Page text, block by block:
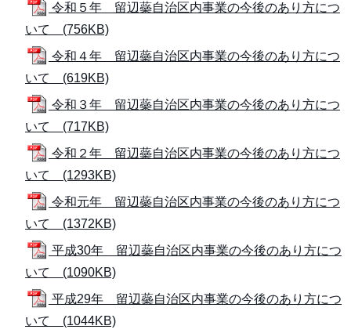
令和５年 留辺蘂自治区内事業の今後のあり方につ
いて (756KB)
令和４年 留辺蘂自治区内事業の今後のあり方につ
いて (619KB)
令和３年 留辺蘂自治区内事業の今後のあり方につ
いて (717KB)
令和２年 留辺蘂自治区内事業の今後のあり方につ
いて (1293KB)
令和元年 留辺蘂自治区内事業の今後のあり方につ
いて (1372KB)
平成30年 留辺蘂自治区内事業の今後のあり方につ
いて (1090KB)
平成29年 留辺蘂自治区内事業の今後のあり方につ
いて (1044KB)